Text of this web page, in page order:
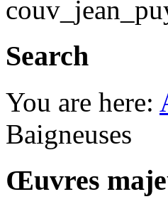
Search
You are here:
Baigneuses
Œuvres